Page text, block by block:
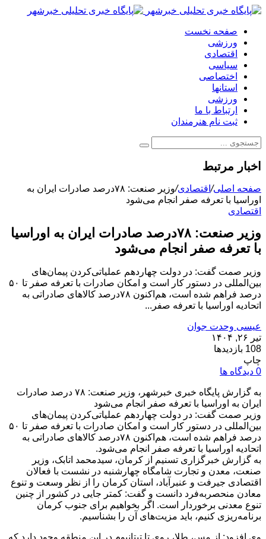
صفحه نخست
ورزشی
اقتصادی
سیاسی
اختصاصی
استانها
ورزشی
ارتباط با ما
ثبت نام هنرمندان
اخبار مرتبط
صفحه اصلی/اقتصادی/
وزیر صنعت: ۷۸درصد ‌صادرات‌ ایران به
‌اوراسیا با تعرفه صفر انجام می‌شود
اقتصادی
وزیر صنعت: ۷۸درصد ‌صادرات‌ ایران به ‌اوراسیا
با تعرفه صفر انجام می‌شود
وزیر صمت گفت: در دولت چهاردهم عملیاتی‌کردن پیمان‌های
بین‌المللی در دستور کار است و امکان صادرات با تعرفه صفر تا ۵۰
درصد فراهم شده است، هم‌اکنون ۷۸درصد کالاهای صادراتی به
اتحادیه اوراسیا با تعرفه صفر...
عیسی وحدت جوان
تیر ۲۶, ۱۴۰۴
108 بازدیدها
چاپ
0 دیدگاه ها
به گزارش پایگاه خبری خبرشهر، وزیر صنعت: ۷۸ درصد ‌صادرات‌
ایران به ‌اوراسیا با تعرفه صفر انجام می‌شود
وزیر صمت گفت: در دولت چهاردهم عملیاتی‌کردن پیمان‌های
بین‌المللی در دستور کار است و امکان صادرات با تعرفه صفر تا ۵۰
درصد فراهم شده است، هم‌اکنون ۷۸درصد کالاهای صادراتی به
اتحادیه اوراسیا با تعرفه صفر انجام می‌شود.
به گزارش خبرگزاری تسنیم از کرمان، سیدمحمد اتابک، وزیر
صنعت، معدن و تجارت شامگاه چهارشنبه در نشست با فعالان
اقتصادی جیرفت و عنبرآباد، استان کرمان را از نظر وسعت و تنوع
معادن منحصربه‌فرد دانست و گفت: کمتر جایی در کشور از چنین
تنوع معدنی برخوردار است. اگر بخواهیم برای جنوب کرمان
برنامه‌ریزی کنیم، باید مزیت‌های آن را بشناسیم.
وی افزود: از مس، طلا، روی تا تیتانیوم در این منطقه وجود دارد که